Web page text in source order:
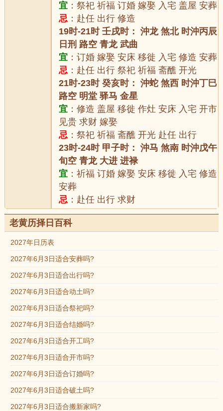
宜 ：祭祀 祈福 订婚 嫁娶 入宅 盖屋 安葬
忌 ：赴任 出行 修造
19时-21时 壬戌时： 沖龙 煞北 时沖丙辰
日刑 路空 青龙 武曲
宜 ：订婚 嫁娶 安床 移徙 入宅 修造 安葬
忌 ：赴任 出行 祭祀 祈福 斋醮 开光
21时-23时 癸亥时： 沖蛇 煞西 时沖丁巳
路空 明堂 驿马 金星
宜 ：修造 盖屋 移徙 作灶 安床 入宅 开市
见贵 求财 嫁娶
忌 ：祭祀 祈福 斋醮 开光 赴任 出行
23时-24时 甲子时： 沖马 煞南 时沖戊午
旬空 青龙 大进 进禄
宜 ：祈福 订婚 嫁娶 安床 移徙 入宅 修造
安葬
忌 ：赴任 出行 求财
老黄历择日百科
2027年日历表
2027年6月3日适合安葬吗?
2027年6月3日适合出行吗?
2027年6月3日适合动土吗?
2027年6月3日适合祭祀吗?
2027年6月3日适合结婚吗?
2027年6月3日适合开工吗?
2027年6月3日适合开市吗?
2027年6月3日适合订婚吗?
2027年6月3日适合破土吗?
2027年6月3日适合搬新家吗?